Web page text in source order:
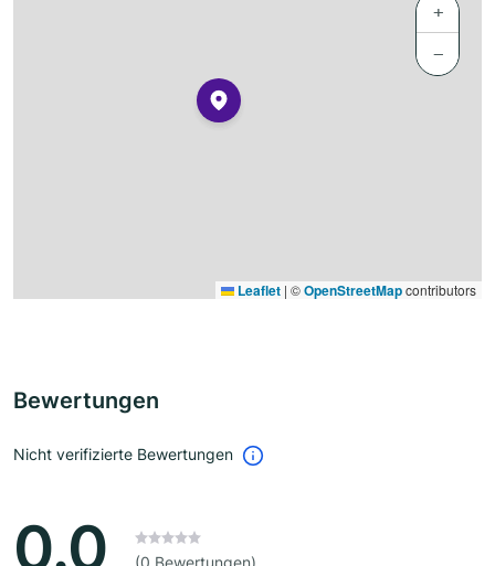
+
−
Leaflet | ©OpenStreetMapcontributors
Bewertungen
Nicht verifizierte Bewertungen
0.0